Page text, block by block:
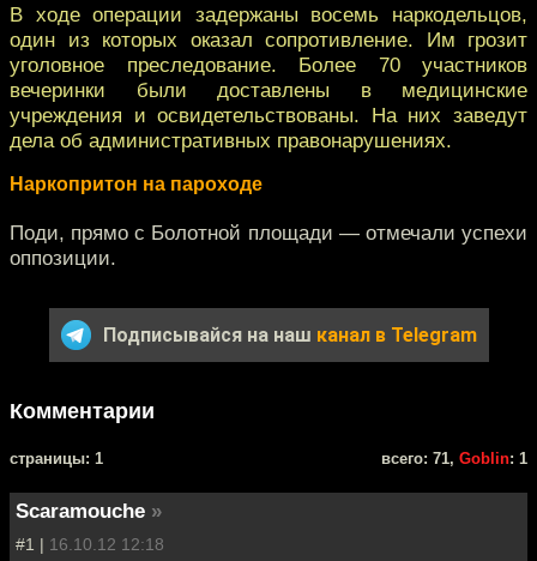
В ходе операции задержаны восемь наркодельцов,
один из которых оказал сопротивление. Им грозит
уголовное преследование. Более 70 участников
вечеринки были доставлены в медицинские
учреждения и освидетельствованы. На них заведут
дела об административных правонарушениях.
Наркопритон на пароходе
Поди, прямо с Болотной площади — отмечали успехи
оппозиции.
Подписывайся на наш канал в Telegram
Комментарии
cтраницы: 1 всего: 71, Goblin: 1
Scaramouche »
#1 | 16.10.12 12:18